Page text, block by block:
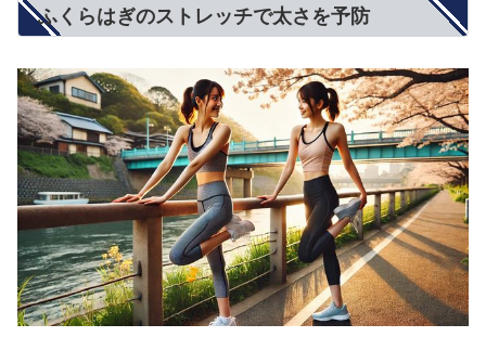
ふくらはぎのストレッチで太さを予防